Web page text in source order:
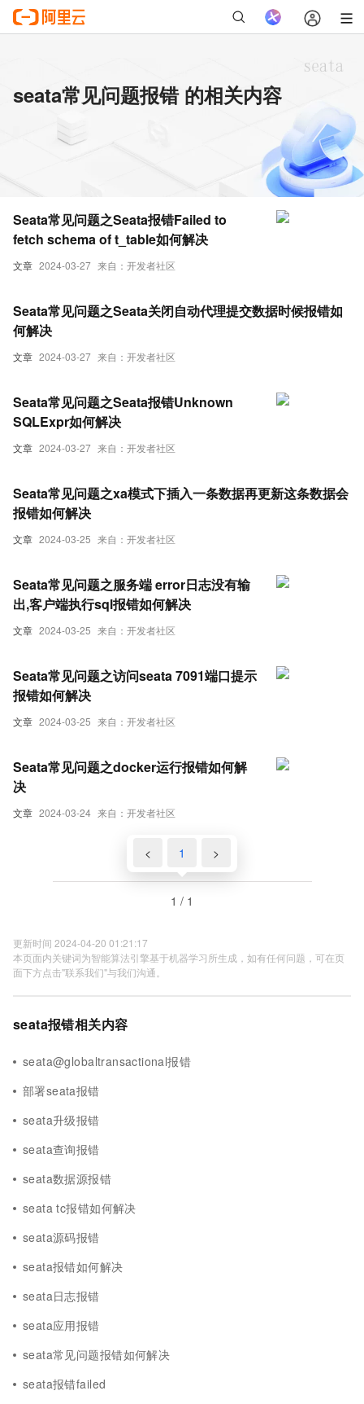
seata常见问题报错 的相关内容
文章 2024-03-27 来自：开发者社区
Seata常见问题之Seata报错Failed to
fetch schema of t_table如何解决
文章 2024-03-27 来自：开发者社区
Seata常见问题之Seata关闭自动代理提交数据时候报错如
何解决
文章 2024-03-27 来自：开发者社区
Seata常见问题之Seata报错Unknown
SQLExpr如何解决
文章 2024-03-25 来自：开发者社区
Seata常见问题之xa模式下插入一条数据再更新这条数据会
报错如何解决
文章 2024-03-25 来自：开发者社区
Seata常见问题之服务端 error日志没有输
出,客户端执行sql报错如何解决
文章 2024-03-25 来自：开发者社区
Seata常见问题之访问seata 7091端口提示
报错如何解决
文章 2024-03-24 来自：开发者社区
Seata常见问题之docker运行报错如何解
决
< 1 >
1 / 1
更新时间 2024-04-20 01:21:17
本页面内关键词为智能算法引擎基于机器学习所生成，如有任何问题，可在页
面下方点击"联系我们"与我们沟通。
seata报错相关内容
seata@globaltransactional报错
部署seata报错
seata升级报错
seata查询报错
seata数据源报错
seata tc报错如何解决
seata源码报错
seata报错如何解决
seata日志报错
seata应用报错
seata常见问题报错如何解决
seata报错failed